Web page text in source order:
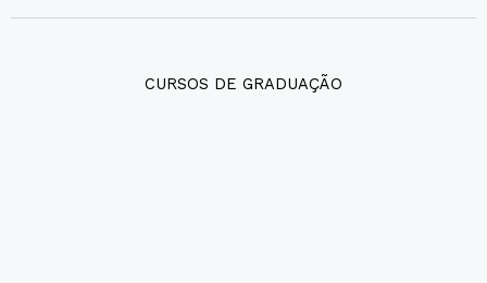
CURSOS DE GRADUAÇÃO